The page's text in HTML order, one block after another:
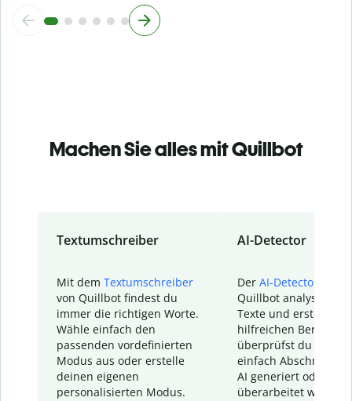
Machen Sie alles mit Quillbot
Textumschreiber
Mit dem Textumschreiber
von Quillbot findest du
immer die richtigen Worte.
Wähle einfach den
passenden vordefinierten
Modus aus oder erstelle
deinen eigenen
personalisierten Modus.
AI-Detector
Der AI-Detector
Quillbot analysiert
Texte und erstellt
hilfreichen Bericht.
überprüfst du
einfach Abschnitte,
AI generiert oder
überarbeitet wurden.